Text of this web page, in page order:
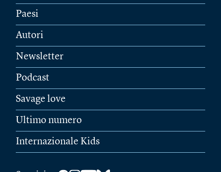
Paesi
Autori
Newsletter
Podcast
Savage love
Ultimo numero
Internazionale Kids